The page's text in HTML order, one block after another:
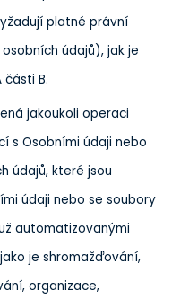
platné právní
údajů), jak je
B.
jakoukoli operaci
s Osobními údaji nebo
údajů, které jsou
údaji nebo se soubory
automatizovanými
je shromažďování,
organizace,